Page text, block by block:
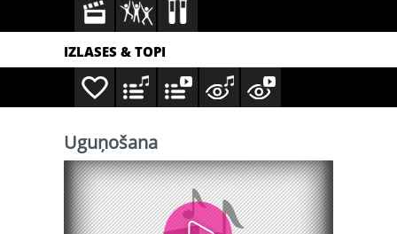
IZLASES & TOPI
Uguņošana